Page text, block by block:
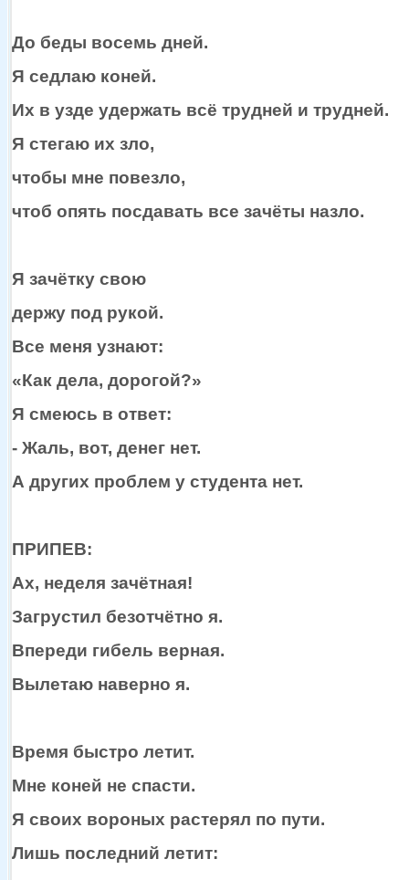
До беды восемь дней.
Я седлаю коней.
Их в узде удержать всё трудней и трудней.
Я стегаю их зло,
чтобы мне повезло,
чтоб опять посдавать все зачёты назло.
Я зачётку свою
держу под рукой.
Все меня узнают:
«Как дела, дорогой?»
Я смеюсь в ответ:
- Жаль, вот, денег нет.
А других проблем у студента нет.
ПРИПЕВ:
Ах, неделя зачётная!
Загрустил безотчётно я.
Впереди гибель верная.
Вылетаю наверно я.
Время быстро летит.
Мне коней не спасти.
Я своих вороных растерял по пути.
Лишь последний летит: